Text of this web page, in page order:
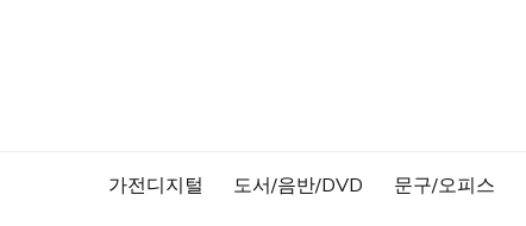
가전디지털 도서/음반/DVD 문구/오피스